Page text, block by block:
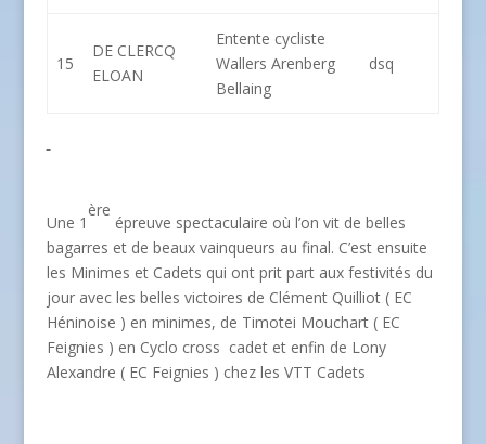
15
DE CLERCQ
ELOAN
Entente cycliste
Wallers Arenberg
Bellaing
dsq
Une 1
ère
épreuve spectaculaire où l’on vit de belles
bagarres et de beaux vainqueurs au final. C’est ensuite
les Minimes et Cadets qui ont prit part aux festivités du
jour avec les belles victoires de Clément Quilliot ( EC
Héninoise ) en minimes, de Timotei Mouchart ( EC
Feignies ) en Cyclo cross cadet et enfin de Lony
Alexandre ( EC Feignies ) chez les VTT Cadets